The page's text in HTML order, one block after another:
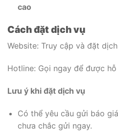
cao
Cách đặt dịch vụ
Website: Truy cập và đặt
Hotline: Gọi ngay để được
Lưu ý khi đặt dịch vụ
Có thể yêu cầu gửi báo
chưa chắc gửi ngay.